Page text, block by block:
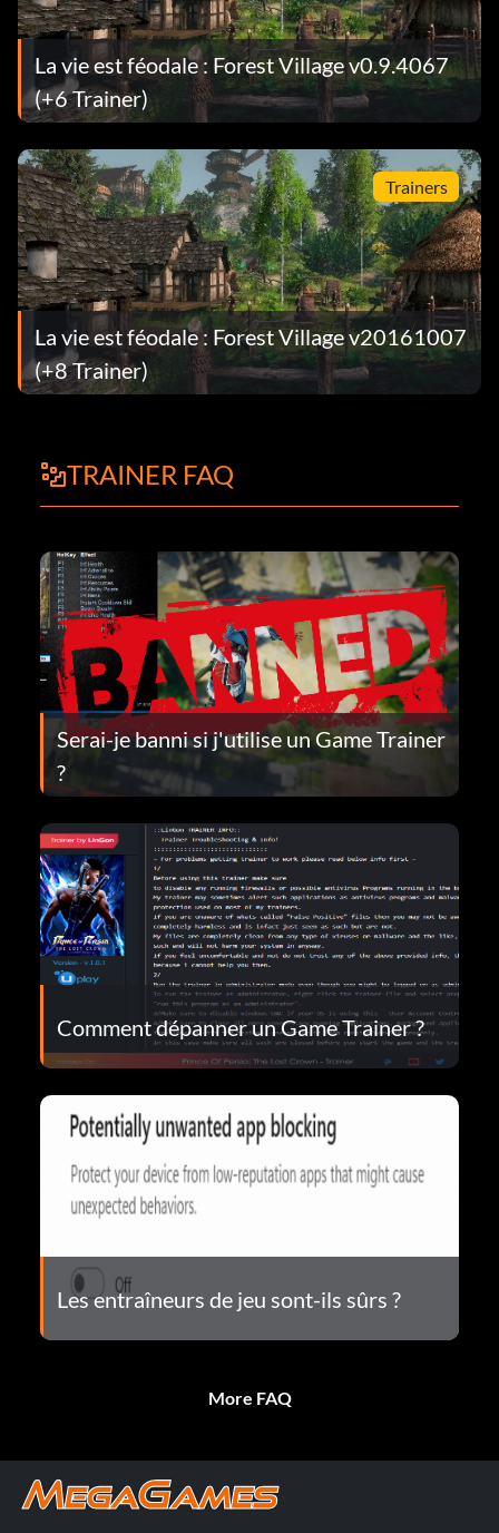
La vie est féodale : Forest Village v0.9.4067
(+6 Trainer)
Trainers
La vie est féodale : Forest Village v20161007
(+8 Trainer)
TRAINER FAQ
Serai-je banni si j'utilise un Game Trainer
?
Comment dépanner un Game Trainer ?
Les entraîneurs de jeu sont-ils sûrs ?
More FAQ